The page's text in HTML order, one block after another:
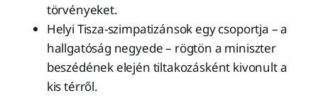
törvényeket.
Helyi Tisza-szimpatizánsok egy csoportja – a
hallgatóság negyede – rögtön a miniszter
beszédének elején tiltakozásként kivonult a
kis térről.